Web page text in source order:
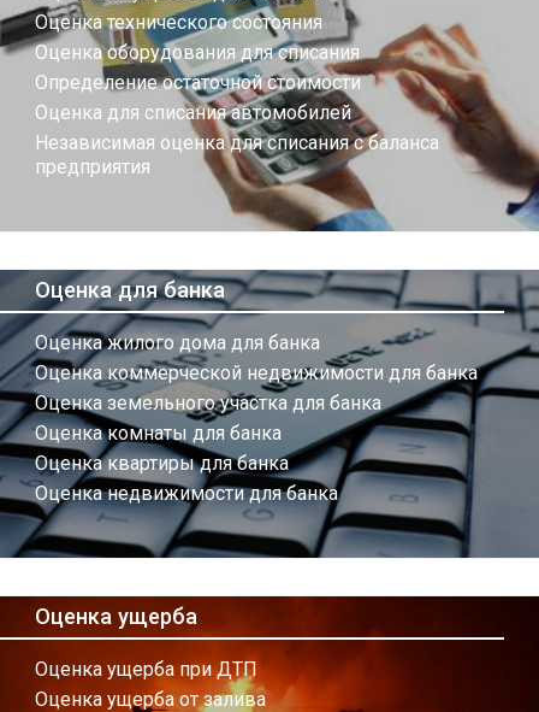
Оценка технического состояния
Оценка оборудования для списания
Определение остаточной стоимости
Оценка для списания автомобилей
Независимая оценка для списания с баланса
предприятия
Оценка для банка
Оценка жилого дома для банка
Оценка коммерческой недвижимости для банка
Оценка земельного участка для банка
Оценка комнаты для банка
Оценка квартиры для банка
Оценка недвижимости для банка
Оценка ущерба
Оценка ущерба при ДТП
Оценка ущерба от залива